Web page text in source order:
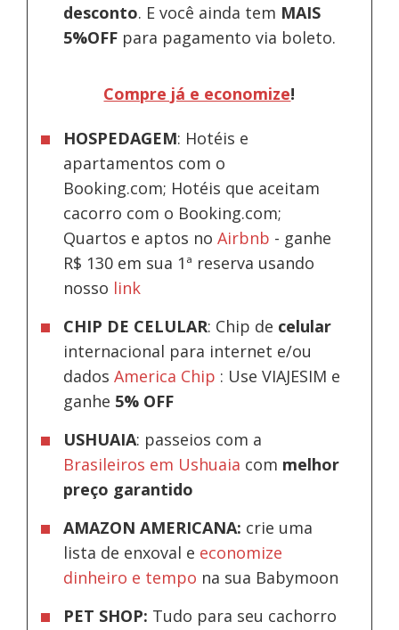
desconto. E você ainda tem MAIS
5%OFF para pagamento via boleto.
Compre já e economize!
HOSPEDAGEM: Hotéis e
apartamentos com o
Booking.com; Hotéis que aceitam
cacorro com o Booking.com;
Quartos e aptos noAirbnb - ganhe
R$ 130 em sua 1ª reserva usando
nosso link
CHIP DE CELULAR: Chip de celular
internacional para internet e/ou
dadosAmerica Chip : Use VIAJESIM e
ganhe 5% OFF
USHUAIA: passeios com a
Brasileiros em Ushuaia com melhor
preço garantido
AMAZON AMERICANA: crie uma
lista de enxoval e economize
dinheiro e tempo na sua Babymoon
PET SHOP: Tudo para seu cachorro